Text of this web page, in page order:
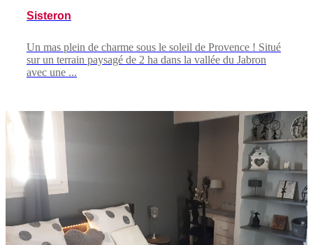
Sisteron
Un mas plein de charme sous le soleil de Provence ! Situé
sur un terrain paysagé de 2 ha dans la vallée du Jabron
avec une ...